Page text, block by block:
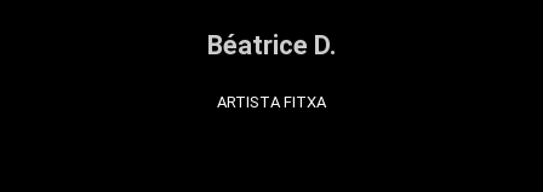
Béatrice D.
ARTISTA FITXA